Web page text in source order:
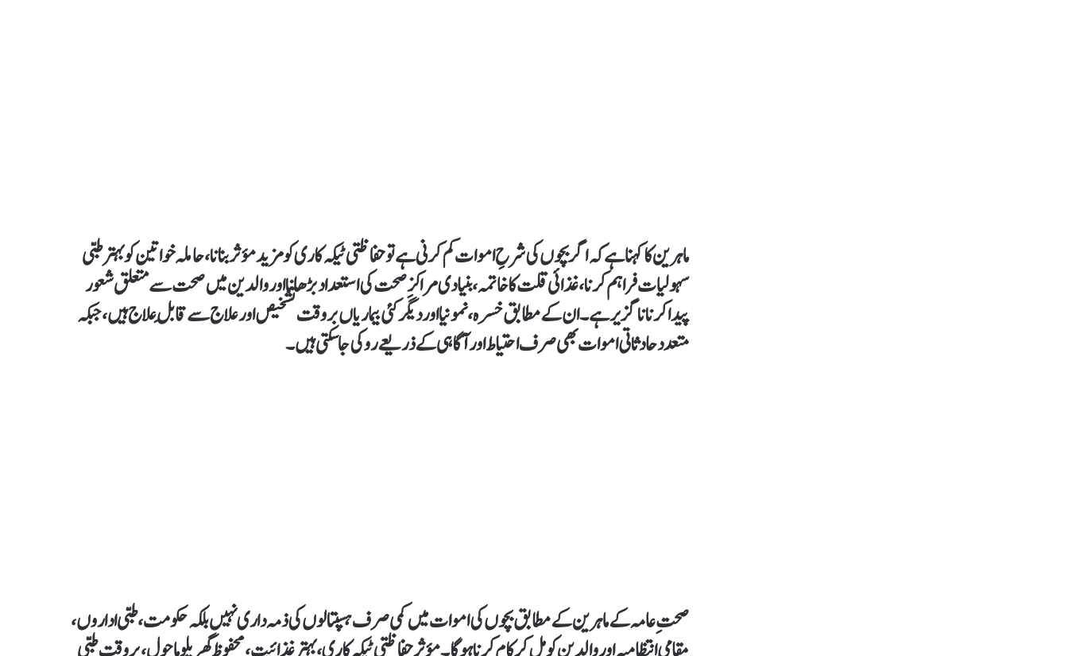
ماہرین کا کہنا ہے کہ اگر بچوں کی شرحِ اموات کم کرنی ہے تو حفاظتی ٹیکہ کاری کو مزید مؤثر بنانا، حاملہ خواتین کو بہتر طبی
سہولیات فراہم کرنا، غذائی قلت کا خاتمہ، بنیادی مراکزِ صحت کی استعداد بڑھانا اور والدین میں صحت سے متعلق شعور
پیدا کرنا ناگزیر ہے۔ان کے مطابق خسرہ، نمونیا اور دیگر کئی بیماریاں بروقت تشخیص اور علاج سے قابلِ علاج ہیں، جبکہ
متعدد حادثاتی اموات بھی صرف احتیاط اور آگاہی کے ذریعے روکی جا سکتی ہیں۔
صحتِ عامہ کے ماہرین کے مطابق بچوں کی اموات میں کمی صرف ہسپتالوں کی ذمہ داری نہیں بلکہ حکومت، طبی اداروں،